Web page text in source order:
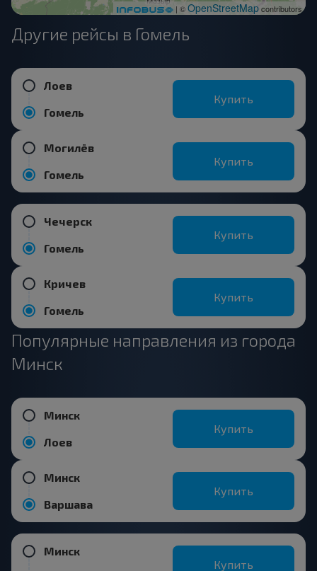
| ©OpenStreetMapcontributors
Другие рейсы в Гомель
Лоев
Гомель
Купить
Могилёв
Гомель
Купить
Чечерск
Гомель
Купить
Кричев
Гомель
Купить
Популярные направления из города
Минск
Минск
Лоев
Купить
Минск
Варшава
Купить
Минск
Купить